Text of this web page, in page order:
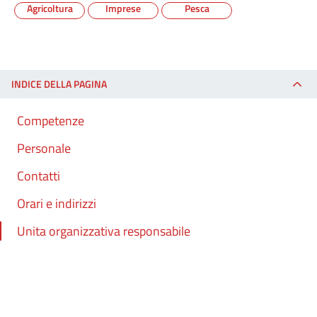
Agricoltura
Imprese Pesca
INDICE DELLA PAGINA
Competenze
Personale
Contatti
Orari e indirizzi
Unita organizzativa responsabile